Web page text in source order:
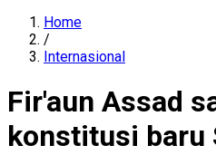
Home
/
Internasional
Fir'aun Assad
konstitusi baru